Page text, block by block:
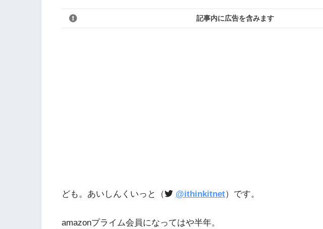
記事内に広告を含みます
ども。あいしんくいっと（ @ithinkitnet）です。
amazonプライム会員になってはや半年。